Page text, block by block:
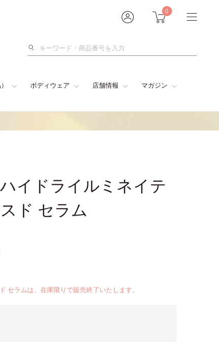
0
検
ボディウェア 店舗情報 マガジン
イドライルミネイテ
ド セラム
セラムは、在庫限りで販売終了いたします。